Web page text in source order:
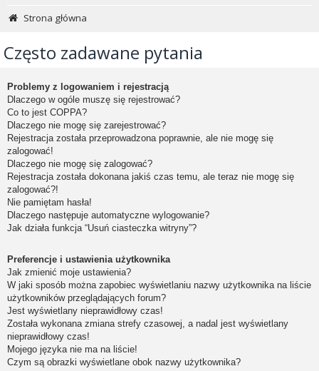
Strona główna
Często zadawane pytania
Problemy z logowaniem i rejestracją
Dlaczego w ogóle muszę się rejestrować?
Co to jest COPPA?
Dlaczego nie mogę się zarejestrować?
Rejestracja została przeprowadzona poprawnie, ale nie mogę się
zalogować!
Dlaczego nie mogę się zalogować?
Rejestracja została dokonana jakiś czas temu, ale teraz nie mogę się
zalogować?!
Nie pamiętam hasła!
Dlaczego następuje automatyczne wylogowanie?
Jak działa funkcja “Usuń ciasteczka witryny”?
Preferencje i ustawienia użytkownika
Jak zmienić moje ustawienia?
W jaki sposób można zapobiec wyświetlaniu nazwy użytkownika na liście
użytkowników przeglądających forum?
Jest wyświetlany nieprawidłowy czas!
Została wykonana zmiana strefy czasowej, a nadal jest wyświetlany
nieprawidłowy czas!
Mojego języka nie ma na liście!
Czym są obrazki wyświetlane obok nazwy użytkownika?